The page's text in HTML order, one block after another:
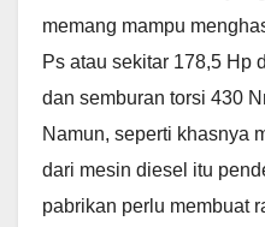
memang mampu
Ps atau sekitar 178,5 Hp
dan semburan torsi 430
Namun, seperti khasnya
dari mesin diesel itu
pabrikan perlu membuat